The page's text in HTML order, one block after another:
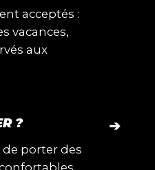
acceptés :
vacances,
aux
?
porter des
➔